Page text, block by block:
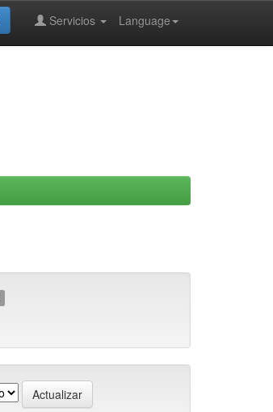
Language
Servicios